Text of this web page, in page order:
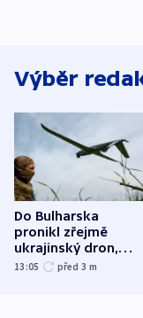
Výběr
Do Bulharska
pronikl zřejmě
ukrajinský dron,
explodoval kilometr
13:05 před 3 m